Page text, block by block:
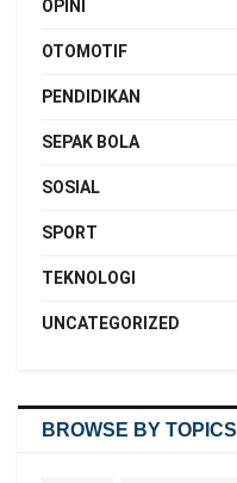
OPINI
OTOMOTIF
PENDIDIKAN
SEPAK BOLA
SOSIAL
SPORT
TEKNOLOGI
UNCATEGORIZED
BROWSE BY TOPICS